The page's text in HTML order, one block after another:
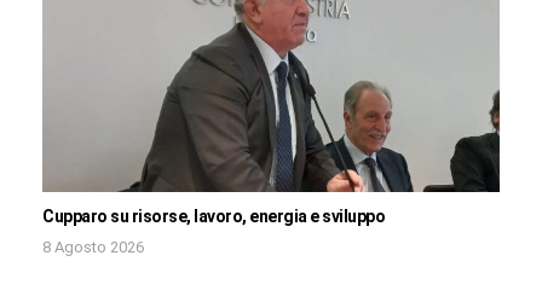
Cupparo su risorse, lavoro, energia e sviluppo
8 Agosto 2026